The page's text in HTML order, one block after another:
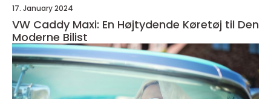
17. January 2024
VW Caddy Maxi: En Højtydende Køretøj til Den
Moderne Bilist